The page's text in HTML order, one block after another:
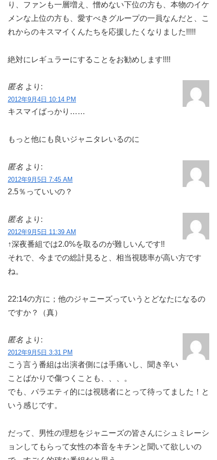
り、ファンも一層増え、憎めない下位の方も、本物のイケ
メンな上位の方も、愛すべきグループの一員なんだと、こ
れからのキスマイくんたちを応援したくなりました!!!!!
絶対にレギュラーにすることをお勧めします!!!!
匿名 より:
2012年9月4日 10:14 PM
キスマイばっかり……
もっと他にも良いジャニタレいるのに
匿名 より:
2012年9月5日 7:45 AM
2.5％っていいの？
匿名 より:
2012年9月5日 11:39 AM
↑深夜番組では2.0%を取るのが難しいんです!!
それで、今までの総計見ると、相当視聴率が高い方です
ね。
22:14の方に；他のジャニーズっていうとどなたになるの
ですか？（真）
匿名 より:
2012年9月5日 3:31 PM
こう言う番組は出演者側には手痛いし、聞き辛い
ことばかりで傷つくことも、、、。
でも、バラエティ的には視聴者にとって待ってました！と
いう感じです。
だって、男性の理想をジャニーズの皆さんにシュミレーシ
ョンしてもらって女性の本音をキチンと聞いて欲しいの